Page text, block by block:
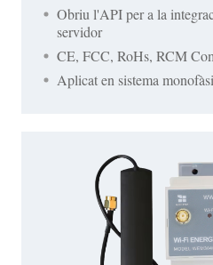
Obriu l'API per a la
servidor
CE, FCC, RoHs, RCM
Aplicat en sistema